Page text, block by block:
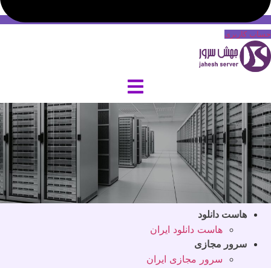
حساب کاربری
هاست دانلود
هاست دانلود ایران
سرور مجازی
سرور مجازی ایران